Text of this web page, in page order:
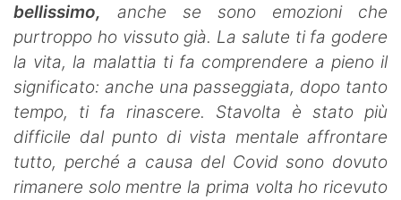
bellissimo, anche se sono emozioni che
purtroppo ho vissuto già. La salute ti fa godere
la vita, la malattia ti fa comprendere a pieno il
significato: anche una passeggiata, dopo tanto
tempo, ti fa rinascere. Stavolta è stato più
difficile dal punto di vista mentale affrontare
tutto, perché a causa del Covid sono dovuto
rimanere solo mentre la prima volta ho ricevuto